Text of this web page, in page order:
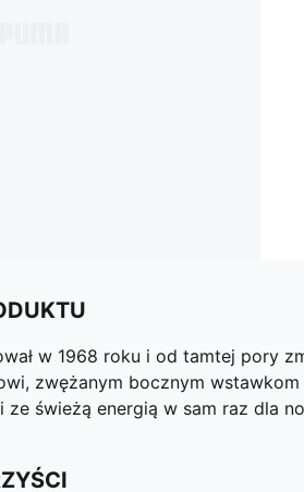
w 1968 roku i od tamtej pory
zwężanym bocznym
świeżą energią w sam raz dla